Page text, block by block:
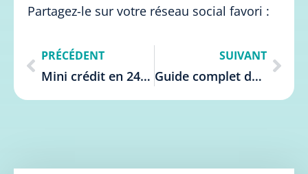
Partagez-le sur votre réseau social favori :
PRÉCÉDENT
Mini crédit en 24h sans justificatif en Belgique – Simple et rapide
SUIVANT
Guide complet des crédits à la consommation en Belgique 2024